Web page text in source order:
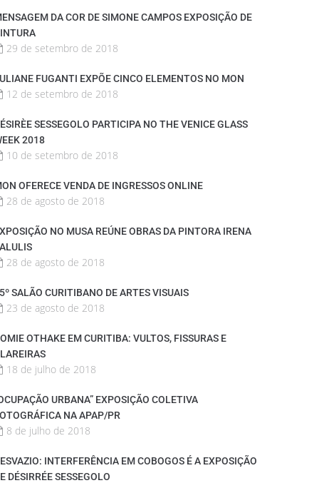
DA COR DE SIMONE CAMPOS EXPOSIÇÃO DE
29 de setembro de 2018
FUGANTI EXPÕE CINCO ELEMENTOS NO MON
12 de setembro de 2018
SESSEGOLO PARTICIPA NO THE VENICE GLASS
2018
10 de setembro de 2018
OFERECE VENDA DE INGRESSOS ONLINE
28 de agosto de 2018
NO MUSA REÚNE OBRAS DA PINTORA IRENA
28 de agosto de 2018
SALÃO CURITIBANO DE ARTES VISUAIS
23 de agosto de 2018
OTHAKE EM CURITIBA: VULTOS, FISSURAS E
18 de julho de 2018
URBANA” EXPOSIÇÃO COLETIVA
NA APAP/PR
8 de julho de 2018
INTERFERÊNCIA EM COBOGOS É A EXPOSIÇÃO
DÉSIRRÉE SESSEGOLO